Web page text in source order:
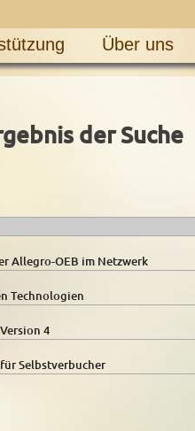
Über uns
der Suche
Allegro-OEB im Netzwerk
Technologien
4
Selbstverbucher